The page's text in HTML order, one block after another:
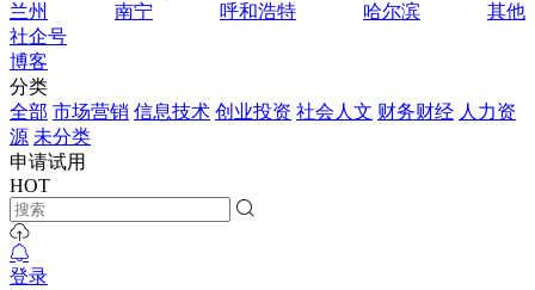
兰州
南宁 呼和浩特 哈尔滨
其他
社企号
博客
分类
全部 市场营销 信息技术 创业投资 社会人文 财务财经 人力资
源 未分类
申请试用
HOT
登录